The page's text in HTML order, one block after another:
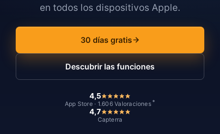
en todos los dispositivos Apple.
30 días gratis
Descubrir las funciones
4,5
App Store · 1.606 Valoraciones *
4,7
Capterra